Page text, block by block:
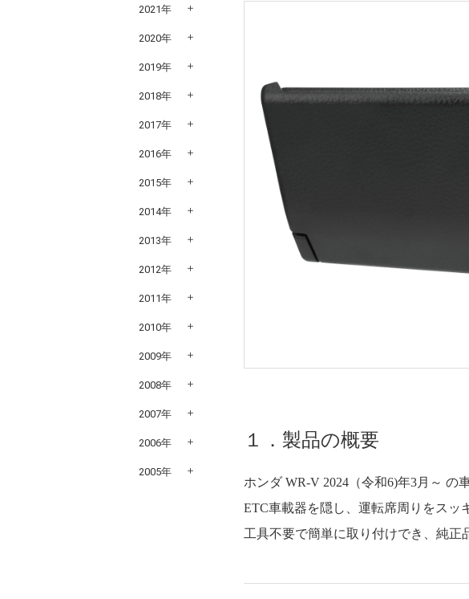
１．製品の概要
ホンダ WR-V 2024（令和6)年3月～ の
ETC車載器を隠し、運転席周りをスッ
工具不要で簡単に取り付けでき、純正
2021年
2020年
2019年
2018年
2017年
2016年
2015年
2014年
2013年
2012年
2011年
2010年
2009年
2008年
2007年
2006年
2005年